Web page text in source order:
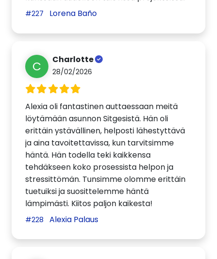
#227 Lorena Baño
C Charlotte
28/02/2026
Alexia oli fantastinen auttaessaan meitä
löytämään asunnon Sitgesistä. Hän oli
erittäin ystävällinen, helposti lähestyttävä
ja aina tavoitettavissa, kun tarvitsimme
häntä. Hän todella teki kaikkensa
tehdäkseen koko prosessista helpon ja
stressittömän. Tunsimme olomme erittäin
tuetuiksi ja suosittelemme häntä
lämpimästi. Kiitos paljon kaikesta!
#228 Alexia Palaus